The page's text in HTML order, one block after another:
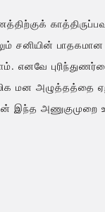
சனியின்
எனவே
மன அழுத்தத்தை
இந்த அணுகுமுறை